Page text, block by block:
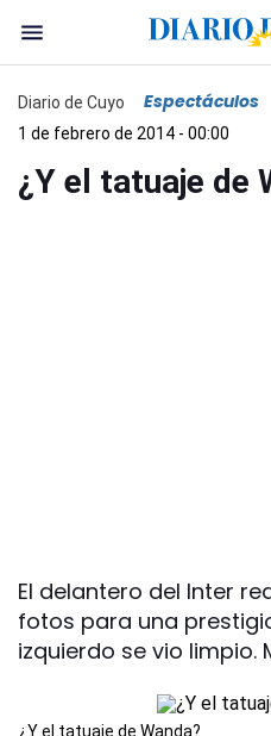
Diario de Cuyo Espectáculos
1 de febrero de 2014 - 00:00
¿Y el tatuaje de
El delantero del Inter
fotos para una
izquierdo se vio limpio.
¿Y el tatuaje de Wanda?